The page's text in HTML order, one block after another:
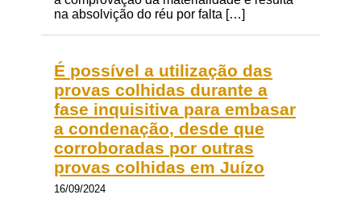
na absolvição do réu por falta […]
É possível a utilização das
provas colhidas durante a
fase inquisitiva para embasar
a condenação, desde que
corroboradas por outras
provas colhidas em Juízo
16/09/2024